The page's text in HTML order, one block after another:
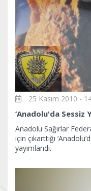
25 Kasım 2010 -
‘Anadolu'da Sessiz
Anadolu Sağırlar
için çıkarttığı
yayımlandı.